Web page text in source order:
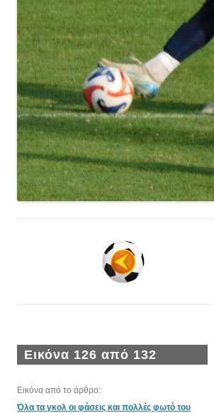
Εικόνα 126 από 132
Εικόνα από το άρθρο:
Όλα τα γκολ οι φάσεις και πολλές φωτό του